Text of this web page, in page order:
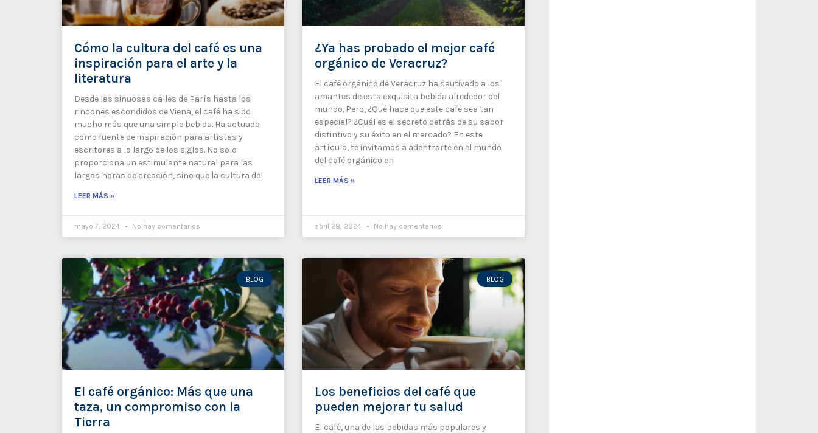
Cómo la cultura del café es una
inspiración para el arte y la
literatura
Desde las sinuosas calles de París hasta los
rincones escondidos de Viena, el café ha sido
mucho más que una simple bebida. Ha actuado
como fuente de inspiración para artistas y
escritores a lo largo de los siglos. No solo
proporciona un estimulante natural para las
largas horas de creación, sino que la cultura del
LEER MÁS »
mayo 7, 2024 No hay comentarios
¿Ya has probado el mejor café
orgánico de Veracruz?
El café orgánico de Veracruz ha cautivado a los
amantes de esta exquisita bebida alrededor del
mundo. Pero, ¿Qué hace que este café sea tan
especial? ¿Cuál es el secreto detrás de su sabor
distintivo y su éxito en el mercado? En este
artículo, te invitamos a adentrarte en el mundo
del café orgánico en
LEER MÁS »
abril 28, 2024 No hay comentarios
BLOG
El café orgánico: Más que una
taza, un compromiso con la
Tierra
BLOG
Los beneficios del café que
pueden mejorar tu salud
El café, una de las bebidas más populares y